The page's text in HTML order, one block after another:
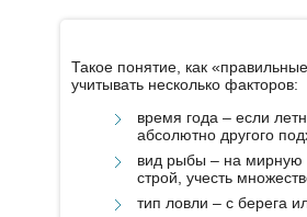
Такое понятие, как
учитывать несколько факторов:
время года – если
абсолютно другого
вид рыбы – на мирную
строй, учесть
тип ловли – с берега